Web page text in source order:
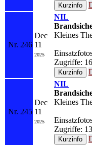
Nr. 246
Dec
11
2025
NIL
Kleines
Zugriffe:
Nr. 245
Dec
11
2025
NIL
Kleines
Zugriffe: